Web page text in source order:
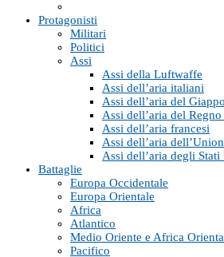
Protagonisti
Militari
Politici
Assi
Assi della Luftwaffe
Assi dell’aria italiani
Assi dell’aria del
Assi dell’aria del
Assi dell’aria francesi
Assi dell’aria
Assi dell’aria degli
Battaglie
Europa Occidentale
Europa Orientale
Africa
Atlantico
Medio Oriente e Africa
Pacifico